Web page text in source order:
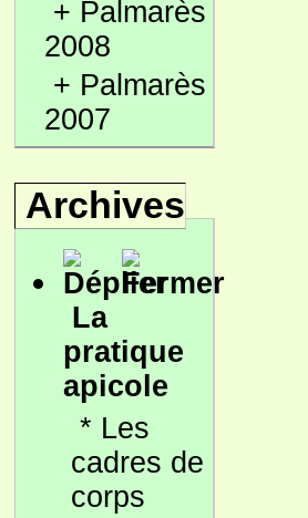
+ Palmarès
2008
+ Palmarès
2007
Archives
La
pratique
apicole
* Les
cadres de
corps